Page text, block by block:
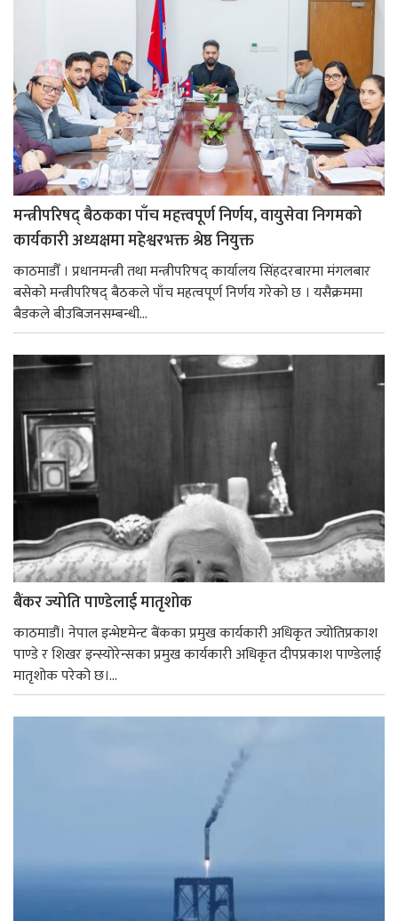
मन्त्रीपरिषद् बैठकका पाँच महत्त्वपूर्ण निर्णय, वायुसेवा निगमको
कार्यकारी अध्यक्षमा महेश्वरभक्त श्रेष्ठ नियुक्त
काठमाडौँ । प्रधानमन्त्री तथा मन्त्रीपरिषद् कार्यालय सिंहदरबारमा मंगलबार
बसेको मन्त्रीपरिषद् बैठकले पाँच महत्वपूर्ण निर्णय गरेको छ । यसैक्रममा
बैडकले बीउबिजनसम्बन्धी...
बैंकर ज्योति पाण्डेलाई मातृशोक
काठमाडौं। नेपाल इन्भेष्टमेन्ट बैंकका प्रमुख कार्यकारी अधिकृत ज्योतिप्रकाश
पाण्डे र शिखर इन्स्योरेन्सका प्रमुख कार्यकारी अधिकृत दीपप्रकाश पाण्डेलाई
मातृशोक परेको छ।...